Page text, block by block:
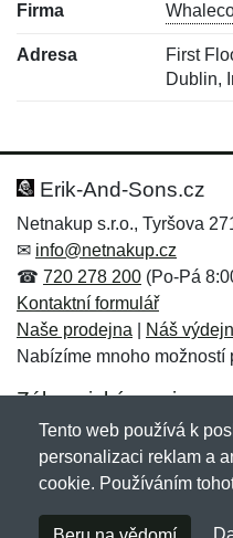
Firma
Adresa
First
Dublin,
Hodnocení:
Jméno: *
Zpráva*
Jméno:
E-mail:*
Erik-And-Sons.cz
Netnakup s.r.o., Tyršova
✉ info@netnakup.cz
☎ 720 278 200 (Po-Pá
Kontaktní formulář
Naše prodejna
Náš
Nabízíme mnoho možností
Zákaznický servis
Novinky emailem
Copyright © 2007-2026
Tento web používá k
personalizaci reklam a
cookie. Používáním